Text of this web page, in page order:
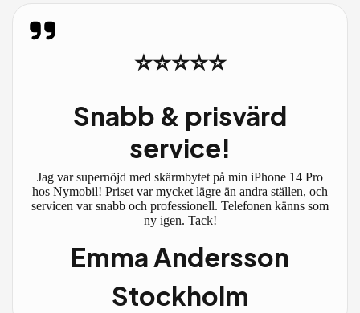
⭐⭐⭐⭐⭐
Snabb & prisvärd
service!
Jag var supernöjd med skärmbytet på min iPhone 14 Pro
hos Nymobil! Priset var mycket lägre än andra ställen, och
servicen var snabb och professionell. Telefonen känns som
ny igen. Tack!
Emma Andersson
Stockholm